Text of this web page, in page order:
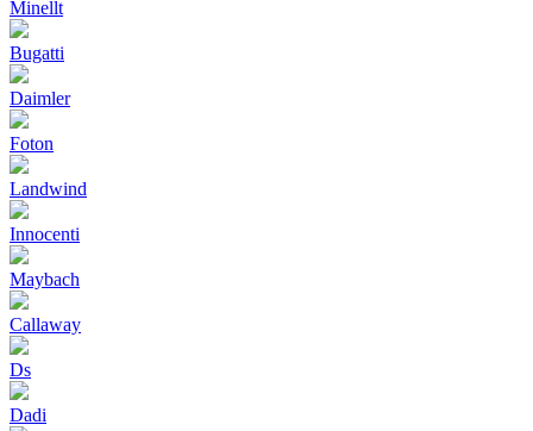
Minellt
Bugatti
Daimler
Foton
Landwind
Innocenti
Maybach
Callaway
Ds
Dadi